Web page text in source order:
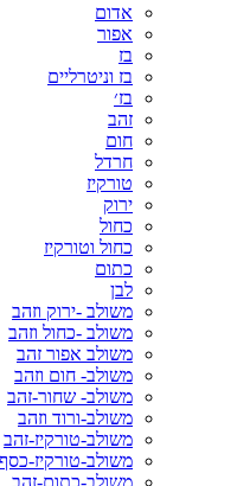
אדום
אפור
בז
בז וניטרליים
בז׳
זהב
חום
חרדל
טורקיז
ירוק
כחול
כחול וטורקיז
כתום
לבן
משולב -ירוק וזהב
משולב -כחול וזהב
משולב אפור זהב
משולב- חום וזהב
משולב- שחור-זהב
משולב-ורוד וזהב
משולב-טורקיז-זהב
משולב-טורקיז-כסף
משולב-כתום-זהב